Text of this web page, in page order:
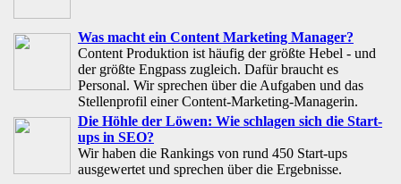
Was macht ein Content Marketing Manager?
Content Produktion ist häufig der größte Hebel - und
der größte Engpass zugleich. Dafür braucht es
Personal. Wir sprechen über die Aufgaben und das
Stellenprofil einer Content-Marketing-Managerin.
Die Höhle der Löwen: Wie schlagen sich die Start-
ups in SEO?
Wir haben die Rankings von rund 450 Start-ups
ausgewertet und sprechen über die Ergebnisse.